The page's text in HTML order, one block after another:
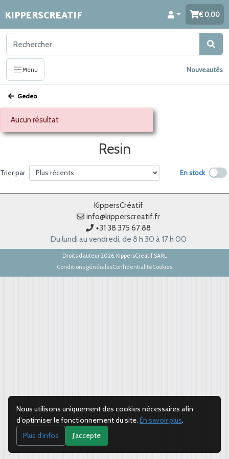
KIPPERSCREATIF 0,00
Menu Nouveautés
Gedeo
Aucun résultat
Resin
Trier par En stock
KippersCréatif
info@kipperscreatif.fr
+31 38 375 67 88
Du lundi au vendredi, de 8 h 30 à 17 h 00
Droits d’auteur 2026, KippersCreatif SARL
Conditions généralesConfidentialitéCookies
Nous utilisons uniquement des cookies nécessaires afin
d’optimiser le fonctionnement du site. En savoir plus.
Plus d'infos
J'accepte